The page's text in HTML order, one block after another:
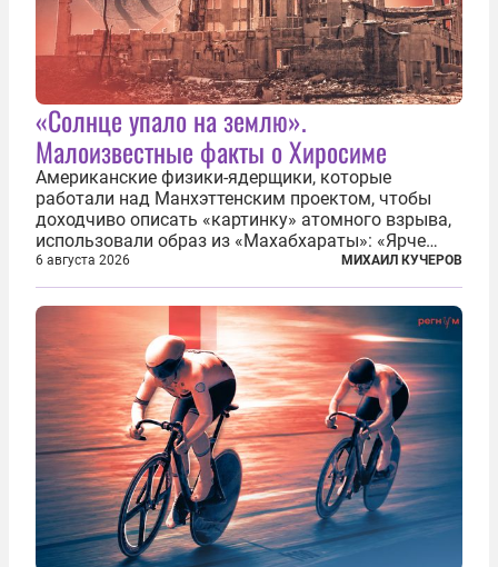
«Солнце упало на землю».
Малоизвестные факты о Хиросиме
Американские физики-ядерщики, которые
работали над Манхэттенским проектом, чтобы
доходчиво описать «картинку» атомного взрыва,
использовали образ из «Махабхараты»: «Ярче
тысячи солнц пылало это пламя». Не все жители
японских городов Хиросимы и Нагасаки, на
которых США в августе 1945 года поставили...
6 августа 2026 МИХАИЛ КУЧЕРОВ